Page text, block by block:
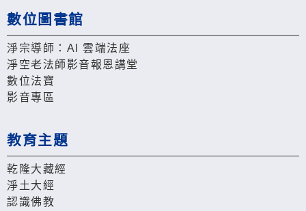
數位圖書館
淨宗導師：AI 雲端法座
淨空老法師影音報恩講堂
數位法寶
影音專區
教育主題
乾隆大藏經
淨土大經
認識佛教